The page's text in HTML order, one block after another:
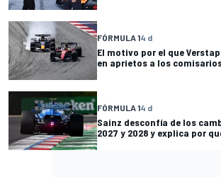
FÓRMULA 14 d
El motivo por el que
en aprietos a los
FÓRMULA 14 d
Sainz desconfía de los
2027 y 2028 y explica por